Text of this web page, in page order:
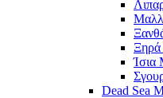
Ίσια
Dead Sea